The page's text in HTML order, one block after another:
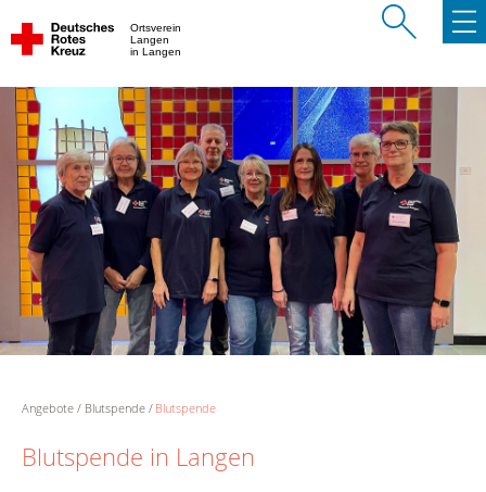
Ortsverein
Langen
in Langen
Angebote Blutspende Blutspende
Blutspende in Langen